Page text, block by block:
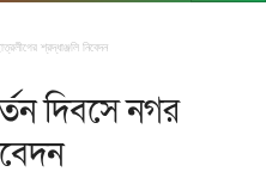
শ্রদ্ধাঞ্জলি নিবেদন
দিবসে নগর